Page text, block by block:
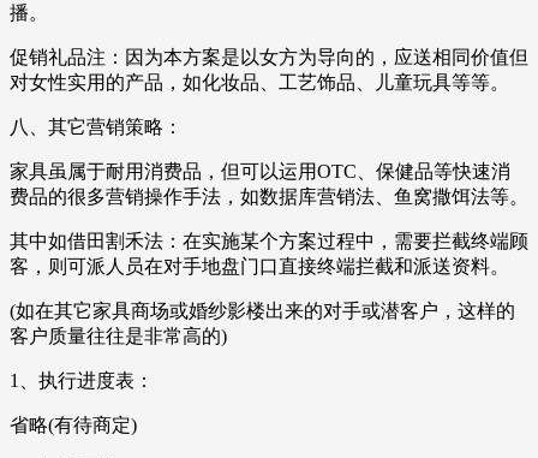
播。
促销礼品注：因为本方案是以女方为导向的，应送相同价值但
对女性实用的产品，如化妆品、工艺饰品、儿童玩具等等。
八、其它营销策略：
家具虽属于耐用消费品，但可以运用OTC、保健品等快速消
费品的很多营销操作手法，如数据库营销法、鱼窝撒饵法等。
其中如借田割禾法：在实施某个方案过程中，需要拦截终端顾
客，则可派人员在对手地盘门口直接终端拦截和派送资料。
(如在其它家具商场或婚纱影楼出来的对手或潜客户，这样的
客户质量往往是非常高的)
1、执行进度表：
省略(有待商定)